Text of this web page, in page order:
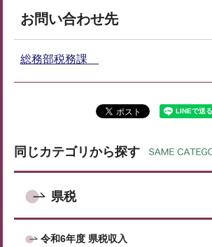
お問い合わせ先
総務部税務課
同じカテゴリから探す
県税
令和6年度 県税収入